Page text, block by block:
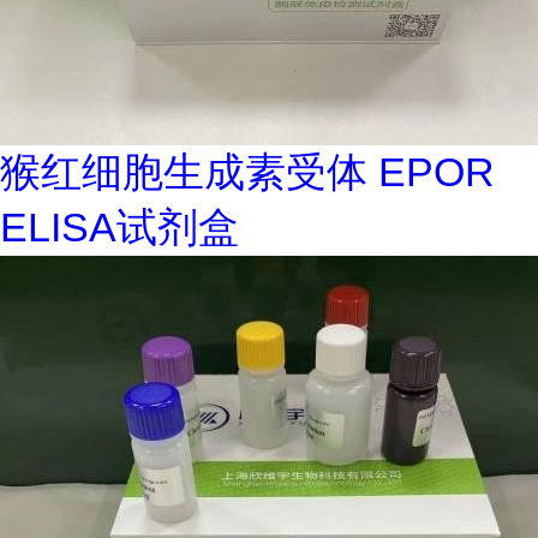
猴红细胞生成素受体 EPOR
ELISA试剂盒